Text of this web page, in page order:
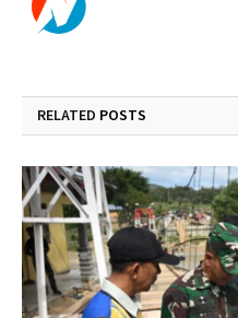
RELATED POSTS